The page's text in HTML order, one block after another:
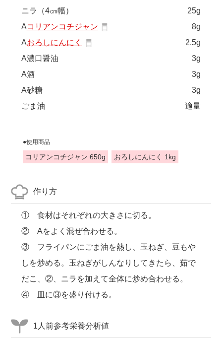
ニラ（4㎝幅）
25g
Aコリアンコチジャン
8g
Aおろしにんにく
2.5g
A濃口醤油
3g
A酒
3g
A砂糖
3g
ごま油
適量
●使用商品
コリアンコチジャン 650g おろしにんにく 1kg
作り方
① 食材はそれぞれの大きさに切る。
② Aをよく混ぜ合わせる。
③ フライパンにごま油を熱し、玉ねぎ、豆もや
しを炒める。玉ねぎがしんなりしてきたら、茹で
だこ、②、ニラを加えて全体に炒め合わせる。
④ 皿に③を盛り付ける。
1人前参考栄養分析値